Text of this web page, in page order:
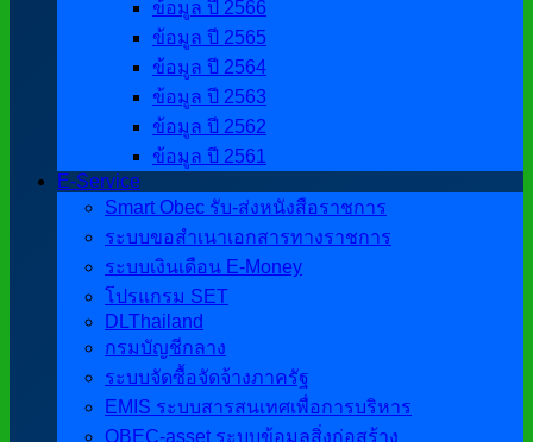
ข้อมูล ปี 2566
ข้อมูล ปี 2565
ข้อมูล ปี 2564
ข้อมูล ปี 2563
ข้อมูล ปี 2562
ข้อมูล ปี 2561
E-Service
Smart Obec รับ-ส่งหนังสือราชการ
ระบบขอสำเนาเอกสารทางราชการ
ระบบเงินเดือน E-Money
โปรแกรม SET
DLThailand
กรมบัญชีกลาง
ระบบจัดซื้อจัดจ้างภาครัฐ
EMIS ระบบสารสนเทศเพื่อการบริหาร
OBEC-asset ระบบข้อมูลสิ่งก่อสร้าง